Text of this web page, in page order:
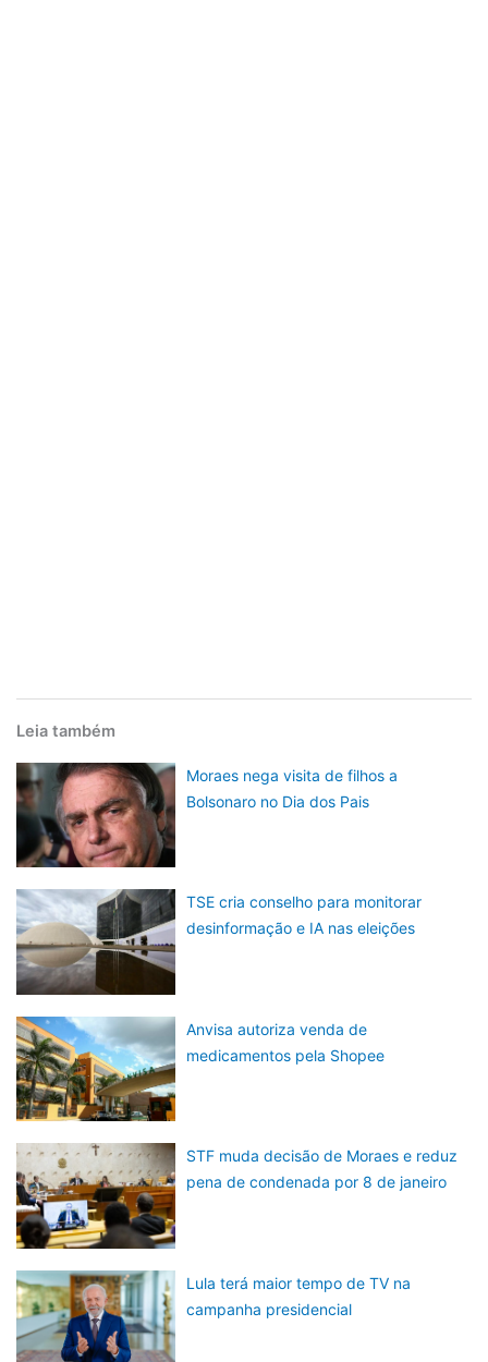
Leia também
Moraes nega visita de filhos a
Bolsonaro no Dia dos Pais
TSE cria conselho para monitorar
desinformação e IA nas eleições
Anvisa autoriza venda de
medicamentos pela Shopee
STF muda decisão de Moraes e reduz
pena de condenada por 8 de janeiro
Lula terá maior tempo de TV na
campanha presidencial